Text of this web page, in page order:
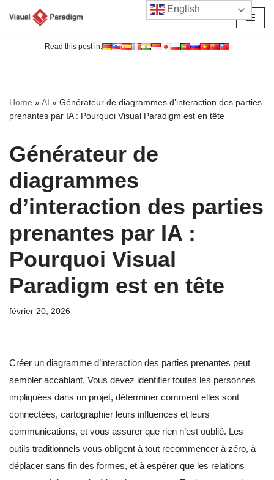
Read this post in:
Home »AI » Générateur de diagrammes d’interaction des parties
prenantes par IA : Pourquoi Visual Paradigm est en tête
Générateur de
diagrammes
d’interaction des parties
prenantes par IA :
Pourquoi Visual
Paradigm est en tête
février 20, 2026
Créer un diagramme d’interaction des parties prenantes peut
sembler accablant. Vous devez identifier toutes les personnes
impliquées dans un projet, déterminer comment elles sont
connectées, cartographier leurs influences et leurs
communications, et vous assurer que rien n’est oublié. Les
outils traditionnels vous obligent à tout recommencer à zéro, à
déplacer sans fin des formes, et à espérer que les relations
English